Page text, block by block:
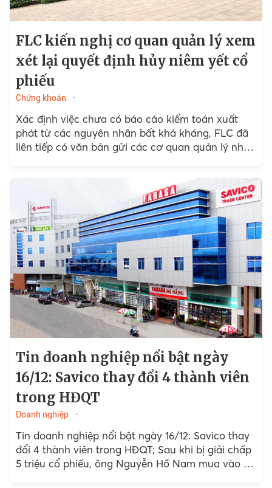
FLC kiến nghị cơ quan quản lý xem
xét lại quyết định hủy niêm yết cổ
phiếu
Chứng khoán
Xác định việc chưa có báo cáo kiểm toán xuất
phát từ các nguyên nhân bất khả kháng, FLC đã
liên tiếp có văn bản gửi các cơ quan quản lý nhà
Tin doanh nghiệp nổi bật ngày
16/12: Savico thay đổi 4 thành viên
trong HĐQT
Doanh nghiệp
Tin doanh nghiệp nổi bật ngày 16/12: Savico thay
đổi 4 thành viên trong HĐQT; Sau khi bị giải chấp
5 triệu cổ phiếu, ông Nguyễn Hồ Nam mua vào 5